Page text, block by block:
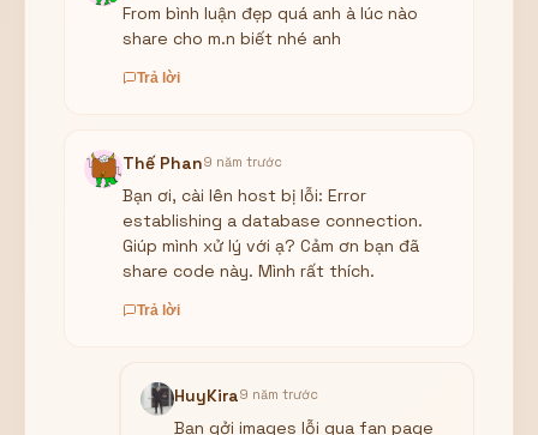
From bình luận đẹp quá anh à lúc nào
share cho m.n biết nhé anh
Trả lời
Thế Phan9 năm trước
Bạn ơi, cài lên host bị lỗi: Error
establishing a database connection.
Giúp mình xử lý với ạ? Cảm ơn bạn đã
share code này. Mình rất thích.
Trả lời
HuyKira9 năm trước
Bạn gởi images lỗi qua fan page